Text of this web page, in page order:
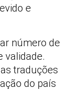
e
número de
validade.
traduções
do país